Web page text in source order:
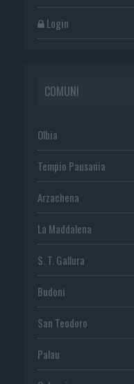
Login
COMUNI
Olbia
Tempio Pausania
Arzachena
La Maddalena
S. T. Gallura
Budoni
San Teodoro
Palau